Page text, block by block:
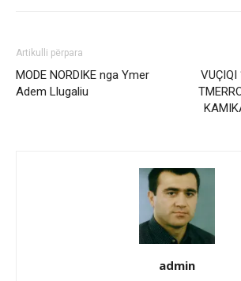
Artikulli përpara
MODE NORDIKE nga Ymer
Adem Llugaliu
VUÇIQI
admin